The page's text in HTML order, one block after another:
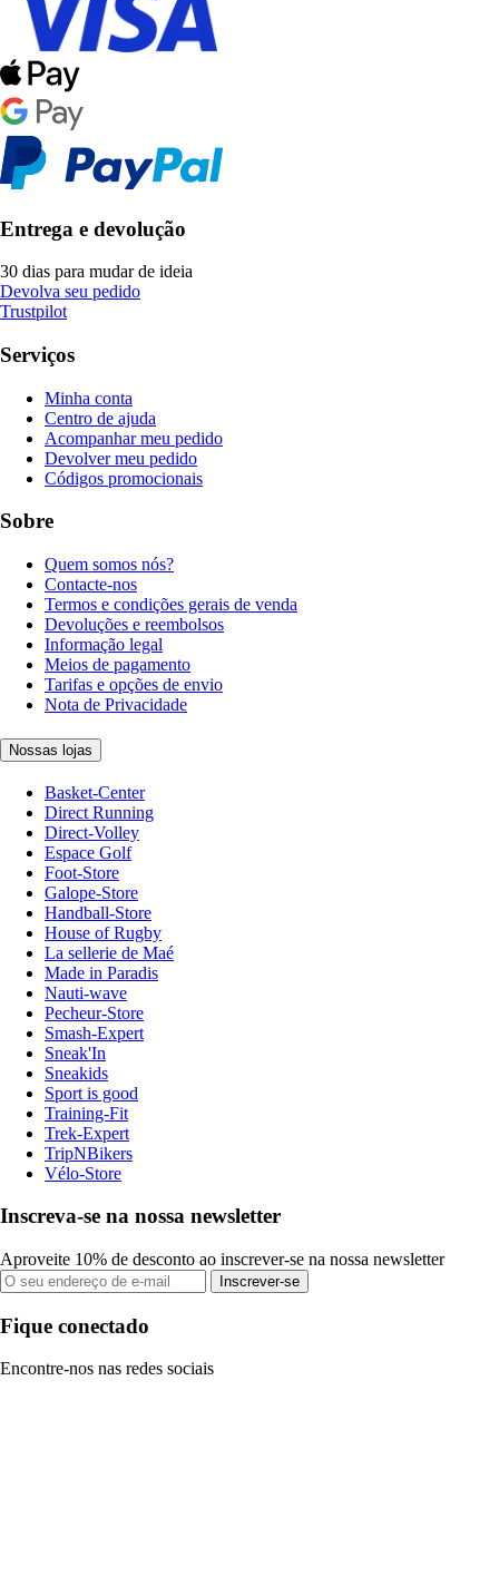
Entrega e devolução
30 dias para mudar de ideia
Devolva seu pedido
Trustpilot
Serviços
Minha conta
Centro de ajuda
Acompanhar meu pedido
Devolver meu pedido
Códigos promocionais
Sobre
Quem somos nós?
Contacte-nos
Termos e condições gerais de venda
Devoluções e reembolsos
Informação legal
Meios de pagamento
Tarifas e opções de envio
Nota de Privacidade
Nossas lojas
Basket-Center
Direct Running
Direct-Volley
Espace Golf
Foot-Store
Galope-Store
Handball-Store
House of Rugby
La sellerie de Maé
Made in Paradis
Nauti-wave
Pecheur-Store
Smash-Expert
Sneak'In
Sneakids
Sport is good
Training-Fit
Trek-Expert
TripNBikers
Vélo-Store
Inscreva-se na nossa newsletter
Aproveite 10% de desconto ao inscrever-se na nossa newsletter
Inscrever-se
Fique conectado
Encontre-nos nas redes sociais